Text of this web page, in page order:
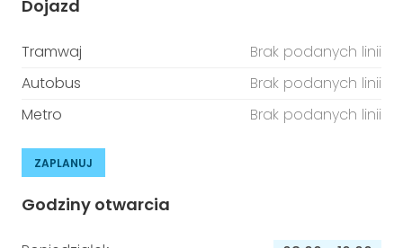
Dojazd
Tramwaj
Brak podanych linii
Autobus
Brak podanych linii
Metro
Brak podanych linii
ZAPLANUJ
Godziny otwarcia